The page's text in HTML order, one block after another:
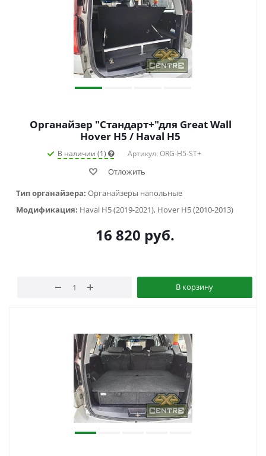
Органайзер "Стандарт+"для Great Wall
Hover H5 / Haval H5
В наличии (1) Артикул: ORG-H5-ST+
Отложить
Тип органайзера: Органайзеры напольные
Модификация: Haval H5 (2019-2021), Hover H5 (2010-2013)
16 820 руб.
В корзину